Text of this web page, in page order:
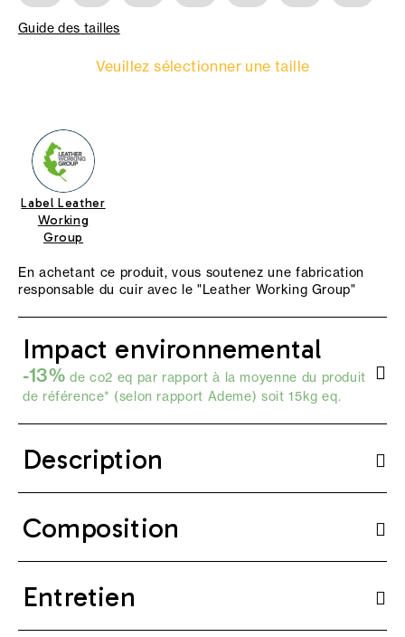
Guide des tailles
Veuillez sélectionner une taille
Label Leather
Working
Group
En achetant ce produit, vous soutenez une fabrication
responsable du cuir avec le "Leather Working Group"
Impact environnemental
-13% de co2 eq par rapport à la moyenne du produit
de référence* (selon rapport Ademe) soit 15kg eq.
Description
Composition
Entretien